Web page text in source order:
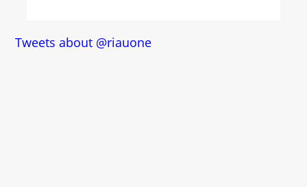
Tweets about @riauone